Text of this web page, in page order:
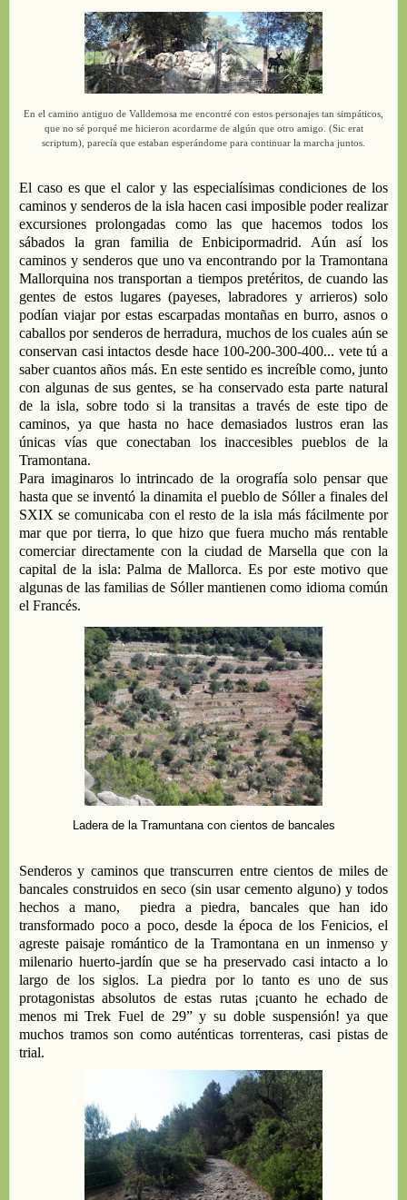
En el camino antiguo de Valldemosa me encontré con estos personajes tan simpáticos,
que no sé porquéme hicieron acordarme de algún que otro amigo. (Sic erat
scriptum), parecía que estaban esperándome para continuar la marcha juntos.
El caso es que el calor y las especialísimascondiciones de los
caminos y senderos de la isla hacen casi imposible poder realizar
excursiones prolongadas como las que hacemos todos los
sábados la gran familia deEnbicipormadrid. Aún así los
caminos y senderos que uno va encontrando por la Tramontana
Mallorquinanos transportan a tiempos pretéritos, de cuando las
gentes de estoslugares (payeses, labradores y arrieros) solo
podían viajarpor estas escarpadas montañas en burro, asnos o
caballos por senderos de herradura, muchos de los cuales aún se
conservan casiintactos desdehace 100-200-300-400... vetetú a
sabercuantos años más. En este sentido es increíble como, junto
con algunas desus gentes, se ha conservado esta partenatural
de la isla, sobre todo si la transitas a través de este tipo de
caminos, ya que hasta no hace demasiados lustros eran las
únicas vías que conectaban losinaccesibles pueblos de la
Tramontana.
Para imaginaros lo intrincado de la orografíasolo pensarque
hasta que se inventó la dinamita el pueblo de Sóllera finales del
SXIXse comunicaba con el resto de la isla más fácilmentepor
marquepor tierra, lo que hizo que fuera mucho más rentable
comerciar directamente con la ciudad deMarsella que conla
capital de la isla: Palma de Mallorca. Es por este motivo que
algunas de lasfamiliasde Sóllermantienencomo idioma común
el Francés.
Ladera de la Tramuntana con cientos de bancales
Senderosy caminosque transcurren entre cientos de miles de
bancales construidos en seco (sin usar cemento alguno) y todos
hechos a mano, piedra a piedra, bancales que hanido
transformado poco a poco, desde la época de los Fenicios, el
agreste paisaje romántico de la Tramontana en un inmenso y
milenario huerto-jardín que se ha preservado casi intacto a lo
largo de los siglos. La piedra por lo tanto es uno de sus
protagonistas absolutos de estas rutas ¡cuantohe echadode
menos mi Trek Fuel de 29” y su doblesuspensión! ya que
muchos tramos son como auténticas torrenteras, casi pistas de
trial.